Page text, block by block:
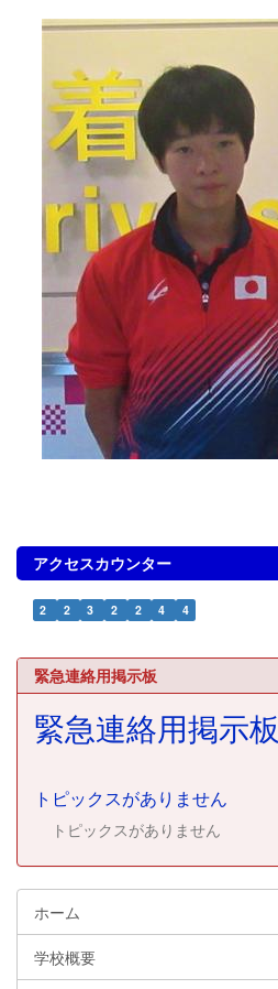
アクセスカウンター
2 2 3 2 2 4 4
緊急連絡用掲示板
緊急連絡用掲示板
トピックスがありません
トピックスがありません
ホーム
学校概要